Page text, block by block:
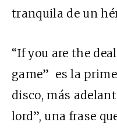
tranquila de un
“If you are the
game” es la
disco, más
lord”, una frase